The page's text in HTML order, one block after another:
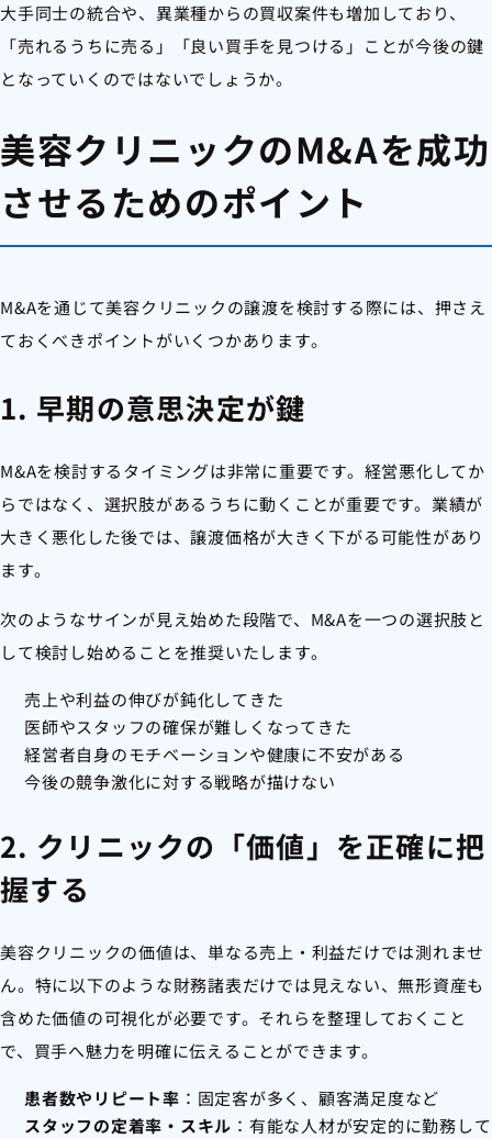
大手同士の統合や、異業種からの買収案件も増加しており、
「売れるうちに売る」「良い買手を見つける」ことが今後の鍵
となっていくのではないでしょうか。
美容クリニックのM&Aを成功
させるためのポイント
M&Aを通じて美容クリニックの譲渡を検討する際には、押さえ
ておくべきポイントがいくつかあります。
1. 早期の意思決定が鍵
M&Aを検討するタイミングは非常に重要です。経営悪化してか
らではなく、選択肢があるうちに動くことが重要です。業績が
大きく悪化した後では、譲渡価格が大きく下がる可能性があり
ます。
次のようなサインが見え始めた段階で、M&Aを一つの選択肢と
して検討し始めることを推奨いたします。
売上や利益の伸びが鈍化してきた
医師やスタッフの確保が難しくなってきた
経営者自身のモチベーションや健康に不安がある
今後の競争激化に対する戦略が描けない
2. クリニックの「価値」を正確に把
握する
美容クリニックの価値は、単なる売上・利益だけでは測れませ
ん。特に以下のような財務諸表だけでは見えない、無形資産も
含めた価値の可視化が必要です。それらを整理しておくこと
で、買手へ魅力を明確に伝えることができます。
患者数やリピート率 ：固定客が多く、顧客満足度など
スタッフの定着率・スキル ：有能な人材が安定的に勤務して